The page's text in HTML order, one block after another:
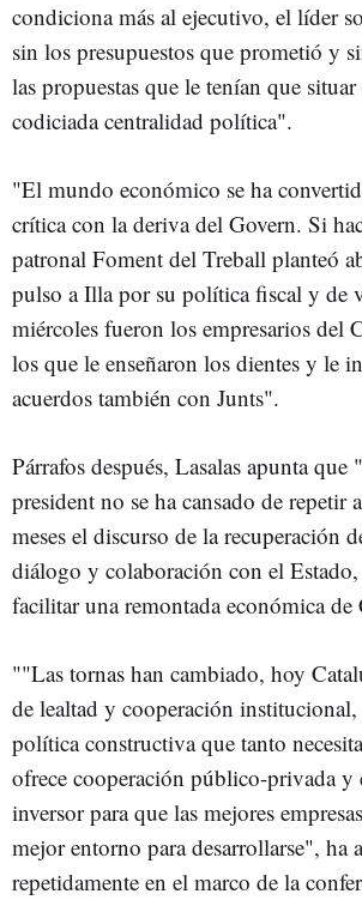
condiciona más al ejecutivo, el líder
sin los presupuestos que prometió y
las propuestas que le tenían que
codiciada centralidad política".
"El mundo económico se ha
crítica con la deriva del Govern. Si
patronal Foment del Treball planteó
pulso a Illa por su política fiscal y de
miércoles fueron los empresarios del
los que le enseñaron los dientes y le
acuerdos también con Junts".
Párrafos después, Lasalas apunta que
president no se ha cansado de repetir
meses el discurso de la recuperación
diálogo y colaboración con el
facilitar una remontada económica de
""Las tornas han cambiado, hoy
de lealtad y cooperación
política constructiva que tanto
ofrece cooperación público-privada y
inversor para que las mejores
mejor entorno para desarrollarse", ha
repetidamente en el marco de la